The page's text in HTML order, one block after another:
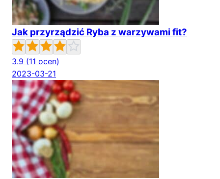
Jak przyrządzić Ryba z warzywami fit?
3.9 (11 ocen)
2023-03-21